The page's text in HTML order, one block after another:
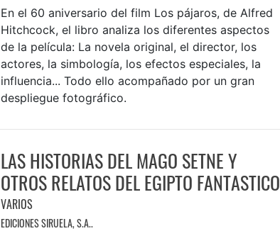
En el 60 aniversario del film Los pájaros, de Alfred
Hitchcock, el libro analiza los diferentes aspectos
de la película: La novela original, el director, los
actores, la simbología, los efectos especiales, la
influencia... Todo ello acompañado por un gran
despliegue fotográfico.
LAS HISTORIAS DEL MAGO SETNE Y
OTROS RELATOS DEL EGIPTO FANTASTICO
VARIOS
EDICIONES SIRUELA, S.A..